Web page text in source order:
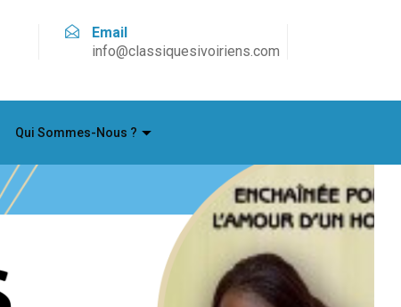
Email
info@classiquesivoiriens.com
Qui Sommes-Nous ?